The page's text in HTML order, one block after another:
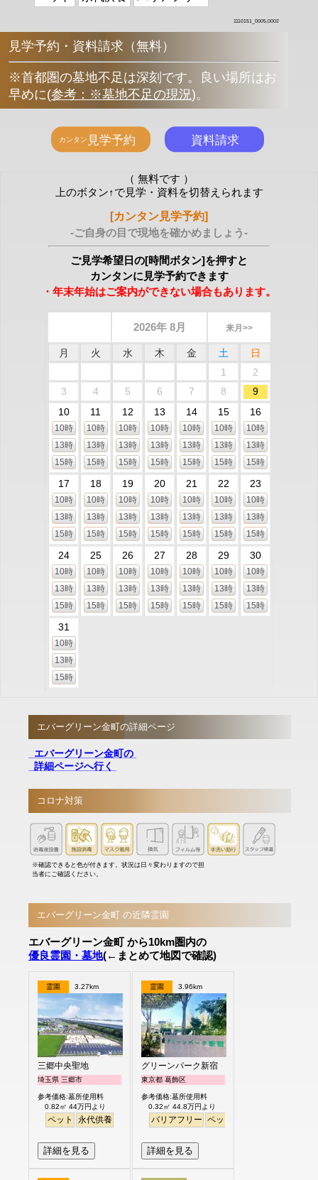
1110151_0005,0002
見学予約・資料請求（無料）
※首都圏の墓地不足は深刻です。良い場所はお
早めに(参考：※墓地不足の現況)。
（ 無料です ）
上のボタン↑で見学・資料を切替えられます
[カンタン見学予約]
-ご自身の目で現地を確かめましょう-
ご見学希望日の[時間ボタン]を押すと
カンタンに見学予約できます
・年末年始はご案内ができない場合もあります。
2026年 8月 来月>>
月 火 水 木 金 土
日
1
2
3
4 5 6 7 8
9
10
10時
13時
15時
11
10時
13時
15時
12
10時
13時
15時
13
10時
13時
15時
14
10時
13時
15時
15
10時
13時
15時
16
10時
13時
15時
17
10時
13時
15時
18
10時
13時
15時
19
10時
13時
15時
20
10時
13時
15時
21
10時
13時
15時
22
10時
13時
15時
23
10時
13時
15時
24
10時
13時
15時
25
10時
13時
15時
26
10時
13時
15時
27
10時
13時
15時
28
10時
13時
15時
29
10時
13時
15時
30
10時
13時
15時
31
10時
13時
15時
エバーグリーン金町の詳細ページ
エバーグリーン金町の
詳細ページへ行く
コロナ対策
※確認できると色が付きます。状況は日々変わりますので担
当者にご確認ください。
エバーグリーン金町 の近隣霊園
エバーグリーン金町 から10km圏内の
優良霊園・墓地(←まとめて地図で確認)
霊園 3.27km
三郷中央聖地
埼玉県 三郷市
参考価格:墓所使用料
0.82㎡ 44万円より
ペット 永代供養
詳細を見る
霊園 3.96km
グリーンパーク新宿
東京都 葛飾区
参考価格:墓所使用料
0.32㎡ 44.8万円より
バリアフリー ペット
詳細を見る